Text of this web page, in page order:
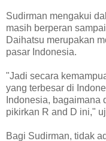
Sudirman mengakui
masih berperan
Daihatsu merupakan
pasar Indonesia.
"Jadi secara
yang terbesar di
Indonesia, bagaimana
pikirkan R and D ini,"
Bagi Sudirman, tidak